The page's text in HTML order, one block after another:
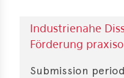
Industrienahe
Förderung
Submission